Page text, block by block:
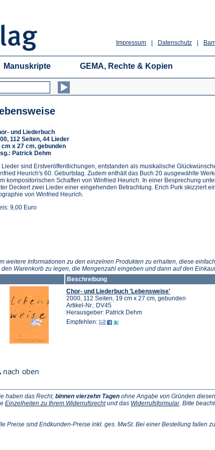
Datenschutz
Impressum
Manuskripte GEMA, Rechte & Kopien
und Liederbuch
112 Seiten, 44 Lieder
cm x 27 cm, gebunden
Patrick Dehm
Lieder sind Erstveröffentlichungen, entstanden als musikalische
Heurich's 60. Geburtstag. Zudem enthält das Buch 20 ausgewählte
kompositorischen Schaffen von Winfried Heurich. In einer Besprechung
Deckert zwei Lieder einer eingehenden Betrachtung. Erich Purk skizziert
von Winfried Heurich.
9,00 Euro
weitere Informationen zu den einzelnen Produkten zu erhalten, diese
den Warenkorb zu legen, die Mengenzahl eingeben und dann auf den
Beschreibung
Chor- und Liederbuch 'Lebensweise'
2000, 112 Seiten, 19 cm x 27 cm, gebunden
Artikel-Nr.: DV45
Herausgeber: Patrick Dehm
Empfehlen:
haben das Recht, binnen vierzehn Tagen ohne Angabe von Gründen
Einzelheiten zu Ihrem Widerrufsrecht(Öffnet
neuen
und das Widerrufsformular(Öffnet
neuen
. Bitte
Preise sind Endkunden-Preise inkl. ges. MwSt. Bei einer Bestellung fallen